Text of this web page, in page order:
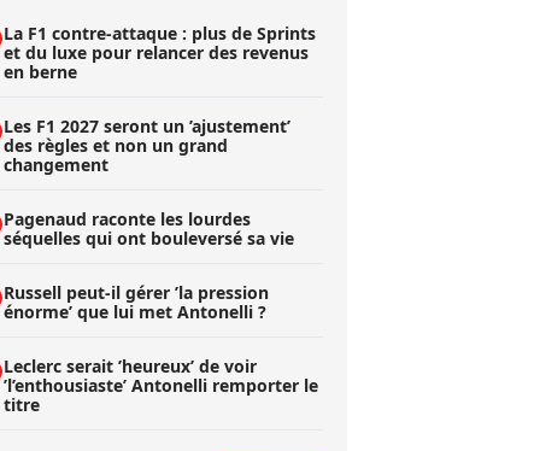
La F1 contre-attaque : plus de Sprints
et du luxe pour relancer des revenus
en berne
Les F1 2027 seront un ’ajustement’
des règles et non un grand
changement
Pagenaud raconte les lourdes
séquelles qui ont bouleversé sa vie
Russell peut-il gérer ’la pression
énorme’ que lui met Antonelli ?
Leclerc serait ’heureux’ de voir
’l’enthousiaste’ Antonelli remporter le
titre